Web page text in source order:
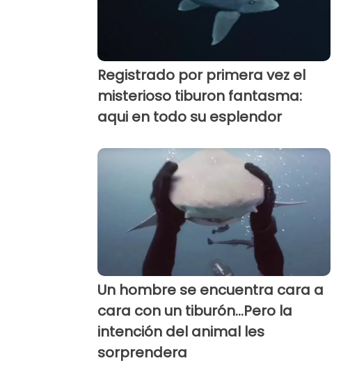
Registrado por primera vez el
misterioso tiburon fantasma:
aqui en todo su esplendor
Un hombre se encuentra cara a
cara con un tiburón...Pero la
intención del animal les
sorprendera